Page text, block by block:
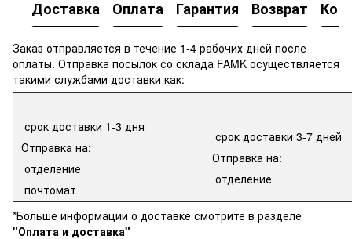
Доставка Оплата Гарантия Возврат
Заказ отправляется в течение 1-4 рабочих дней после
оплаты. Отправка посылок со склада FAMK осуществляется
такими службами доставки как:
срок доставки 1-3 дня
Отправка на:
отделение
почтомат
срок доставки 3-7 дней
Отправка на:
отделение
*Больше информации о доставке смотрите в разделе
"Оплата и доставка"